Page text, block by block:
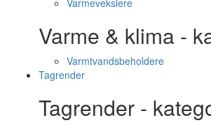
Varmevekslere
Varme & klima -
Varmtvandsbeholdere
Tagrender
Tagrender -